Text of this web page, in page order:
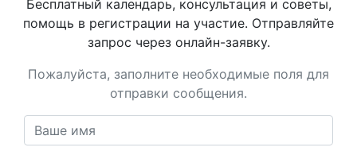
Бесплатный календарь, консультация и советы,
помощь в регистрации на участие. Отправляйте
запрос через онлайн-заявку.
Пожалуйста, заполните необходимые поля для
отправки сообщения.